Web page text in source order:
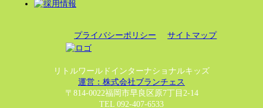
プライバシーポリシー サイトマップ
リトルワールドインターナショナルキッズ
運営：株式会社ブランチェス
〒814-0022福岡市早良区原7丁目2-14
TEL 092-407-6533